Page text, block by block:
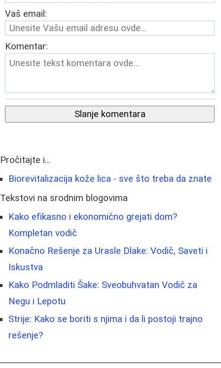
Vaš email:
Komentar:
Slanje komentara
Pročitajte i...
Biorevitalizacija kože lica - sve što treba da znate
Tekstovi na srodnim blogovima
Kako efikasno i ekonomično grejati dom?
Kompletan vodič
Konačno Rešenje za Urasle Dlake: Vodič, Saveti i
Iskustva
Kako Podmladiti Šake: Sveobuhvatan Vodič za
Negu i Lepotu
Strije: Kako se boriti s njima i da li postoji trajno
rešenje?